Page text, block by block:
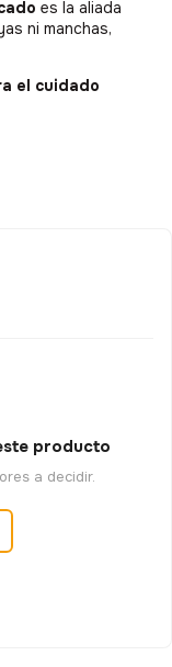
es la aliada
ni manchas,
el cuidado
producto
a decidir.